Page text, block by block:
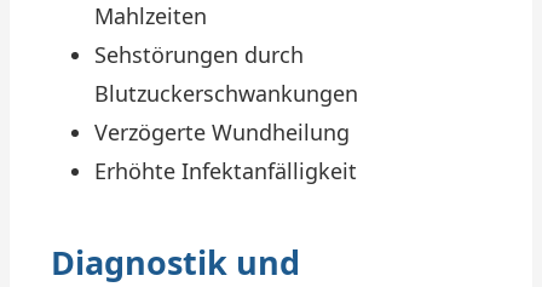
Mahlzeiten
Sehstörungen durch
Blutzuckerschwankungen
Verzögerte Wundheilung
Erhöhte Infektanfälligkeit
Diagnostik und